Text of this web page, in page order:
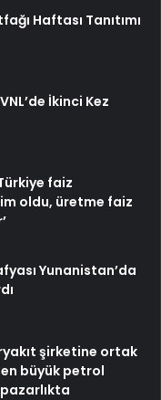
Haftası Tanıtımı
İkinci Kez
faiz
oldu, üretme faiz
Yunanistan’da
şirketine ortak
büyük petrol